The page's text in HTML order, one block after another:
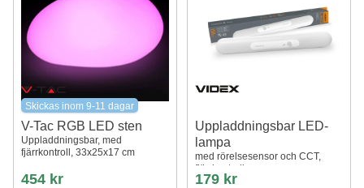
Skickas inom 9-11 dagar
V-Tac RGB LED sten
Uppladdningsbar, med
fjärrkontroll, 33x25x17 cm
454 kr
Uppladdningsbar LED-
lampa
med rörelsesensor och CCT,
fjärrkontroll
179 kr